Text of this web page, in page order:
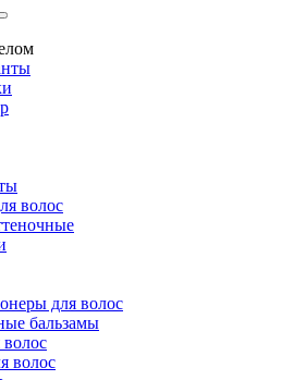
волос
для волос
бальзамы
волос